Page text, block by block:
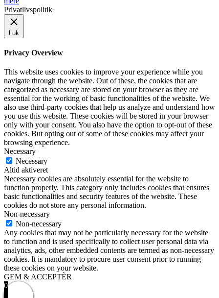
Privatlivspolitik
Luk
Privacy Overview
This website uses cookies to improve your experience while you
navigate through the website. Out of these, the cookies that are
categorized as necessary are stored on your browser as they are
essential for the working of basic functionalities of the website. We
also use third-party cookies that help us analyze and understand how
you use this website. These cookies will be stored in your browser
only with your consent. You also have the option to opt-out of these
cookies. But opting out of some of these cookies may affect your
browsing experience.
Necessary
Necessary
Altid aktiveret
Necessary cookies are absolutely essential for the website to
function properly. This category only includes cookies that ensures
basic functionalities and security features of the website. These
cookies do not store any personal information.
Non-necessary
Non-necessary
Any cookies that may not be particularly necessary for the website
to function and is used specifically to collect user personal data via
analytics, ads, other embedded contents are termed as non-necessary
cookies. It is mandatory to procure user consent prior to running
these cookies on your website.
GEM & ACCEPTÈR
0